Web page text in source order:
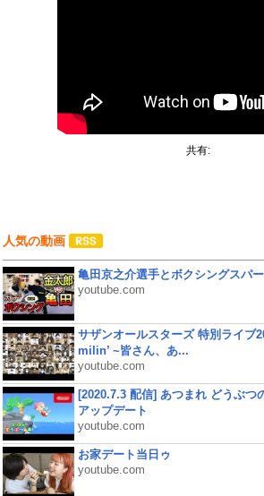
共有:
人気の動画
亀田京之介選手とボクシングスパ
youtube.com
サザンオールスターズ 特別ライブ
milin’ ~皆さん、あ...
youtube.com
[2020.7.3 配信] あつまれ どうぶつ
アップデート
youtube.com
お家デート当日ゥ
youtube.com